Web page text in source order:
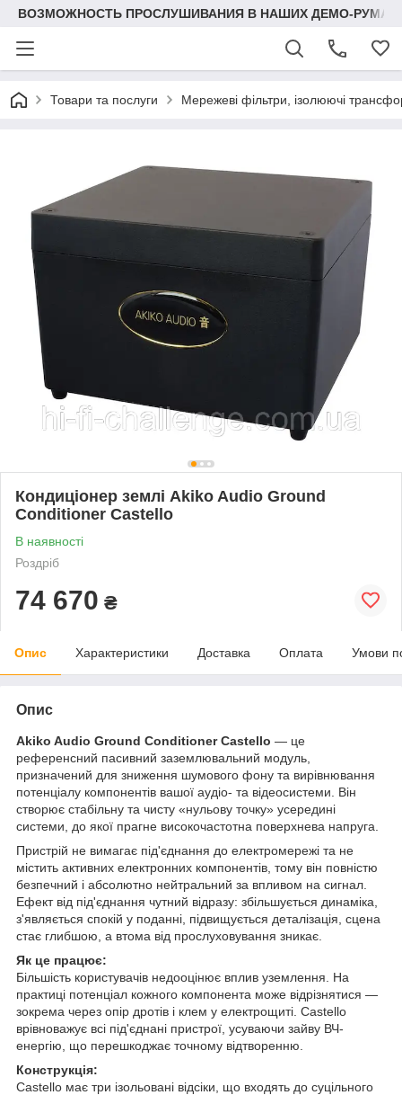
ВОЗМОЖНОСТЬ ПРОСЛУШИВАНИЯ В НАШИХ ДЕМО-РУМАХ
Товари та послуги Мережеві фільтри, ізолюючі
Кондиціонер землі Akiko Audio Ground
Conditioner Castello
В наявності
Роздріб
74 670 ₴
Опис Характеристики Доставка Оплата Умови
Опис
Akiko Audio Ground Conditioner Castello — це
референсний пасивний заземлювальний модуль,
призначений для зниження шумового фону та вирівнювання
потенціалу компонентів вашої аудіо- та відеосистеми. Він
створює стабільну та чисту «нульову точку» усередині
системи, до якої прагне високочастотна поверхнева напруга.
Пристрій не вимагає під'єднання до електромережі та не
містить активних електронних компонентів, тому він повністю
безпечний і абсолютно нейтральний за впливом на сигнал.
Ефект від під'єднання чутний відразу: збільшується динаміка,
з'являється спокій у поданні, підвищується деталізація, сцена
стає глибшою, а втома від прослуховування зникає.
Як це працює:
Більшість користувачів недооцінює вплив уземлення. На
практиці потенціал кожного компонента може відрізнятися —
зокрема через опір дротів і клем у електрощиті. Castello
врівноважує всі під'єднані пристрої, усуваючи зайву ВЧ-
енергію, що перешкоджає точному відтворенню.
Конструкція:
Castello має три ізольовані відсіки, що входять до суцільного